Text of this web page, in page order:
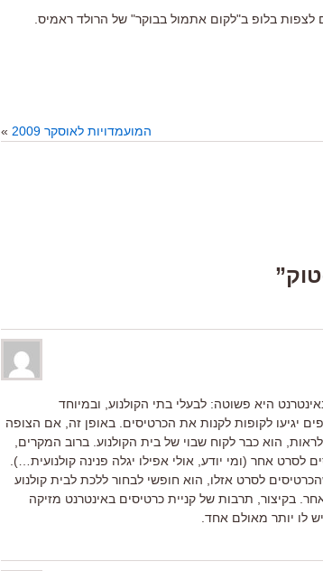
המועמדויות לאוסקר 2009 »
היא פשוטה: לבעלי בתי הקולנוע, ובמיוחד
יגיעו לקופות לקנות את הכרטיסים. באופן זה, אם הצופה
הוא כבר לקוח שבוי של בית הקולנוע. ברוב המקרים,
לסרט אחר (ומי יודע, אולי אפילו יגלה פנינה קולנועית…).
לסרט אזלו, הוא חופשי לבחור ללכת לבית קולנוע
בקיצור, תרבות של קניית כרטיסים באינטרנט מזיקה
לו יותר מאולם אחד.